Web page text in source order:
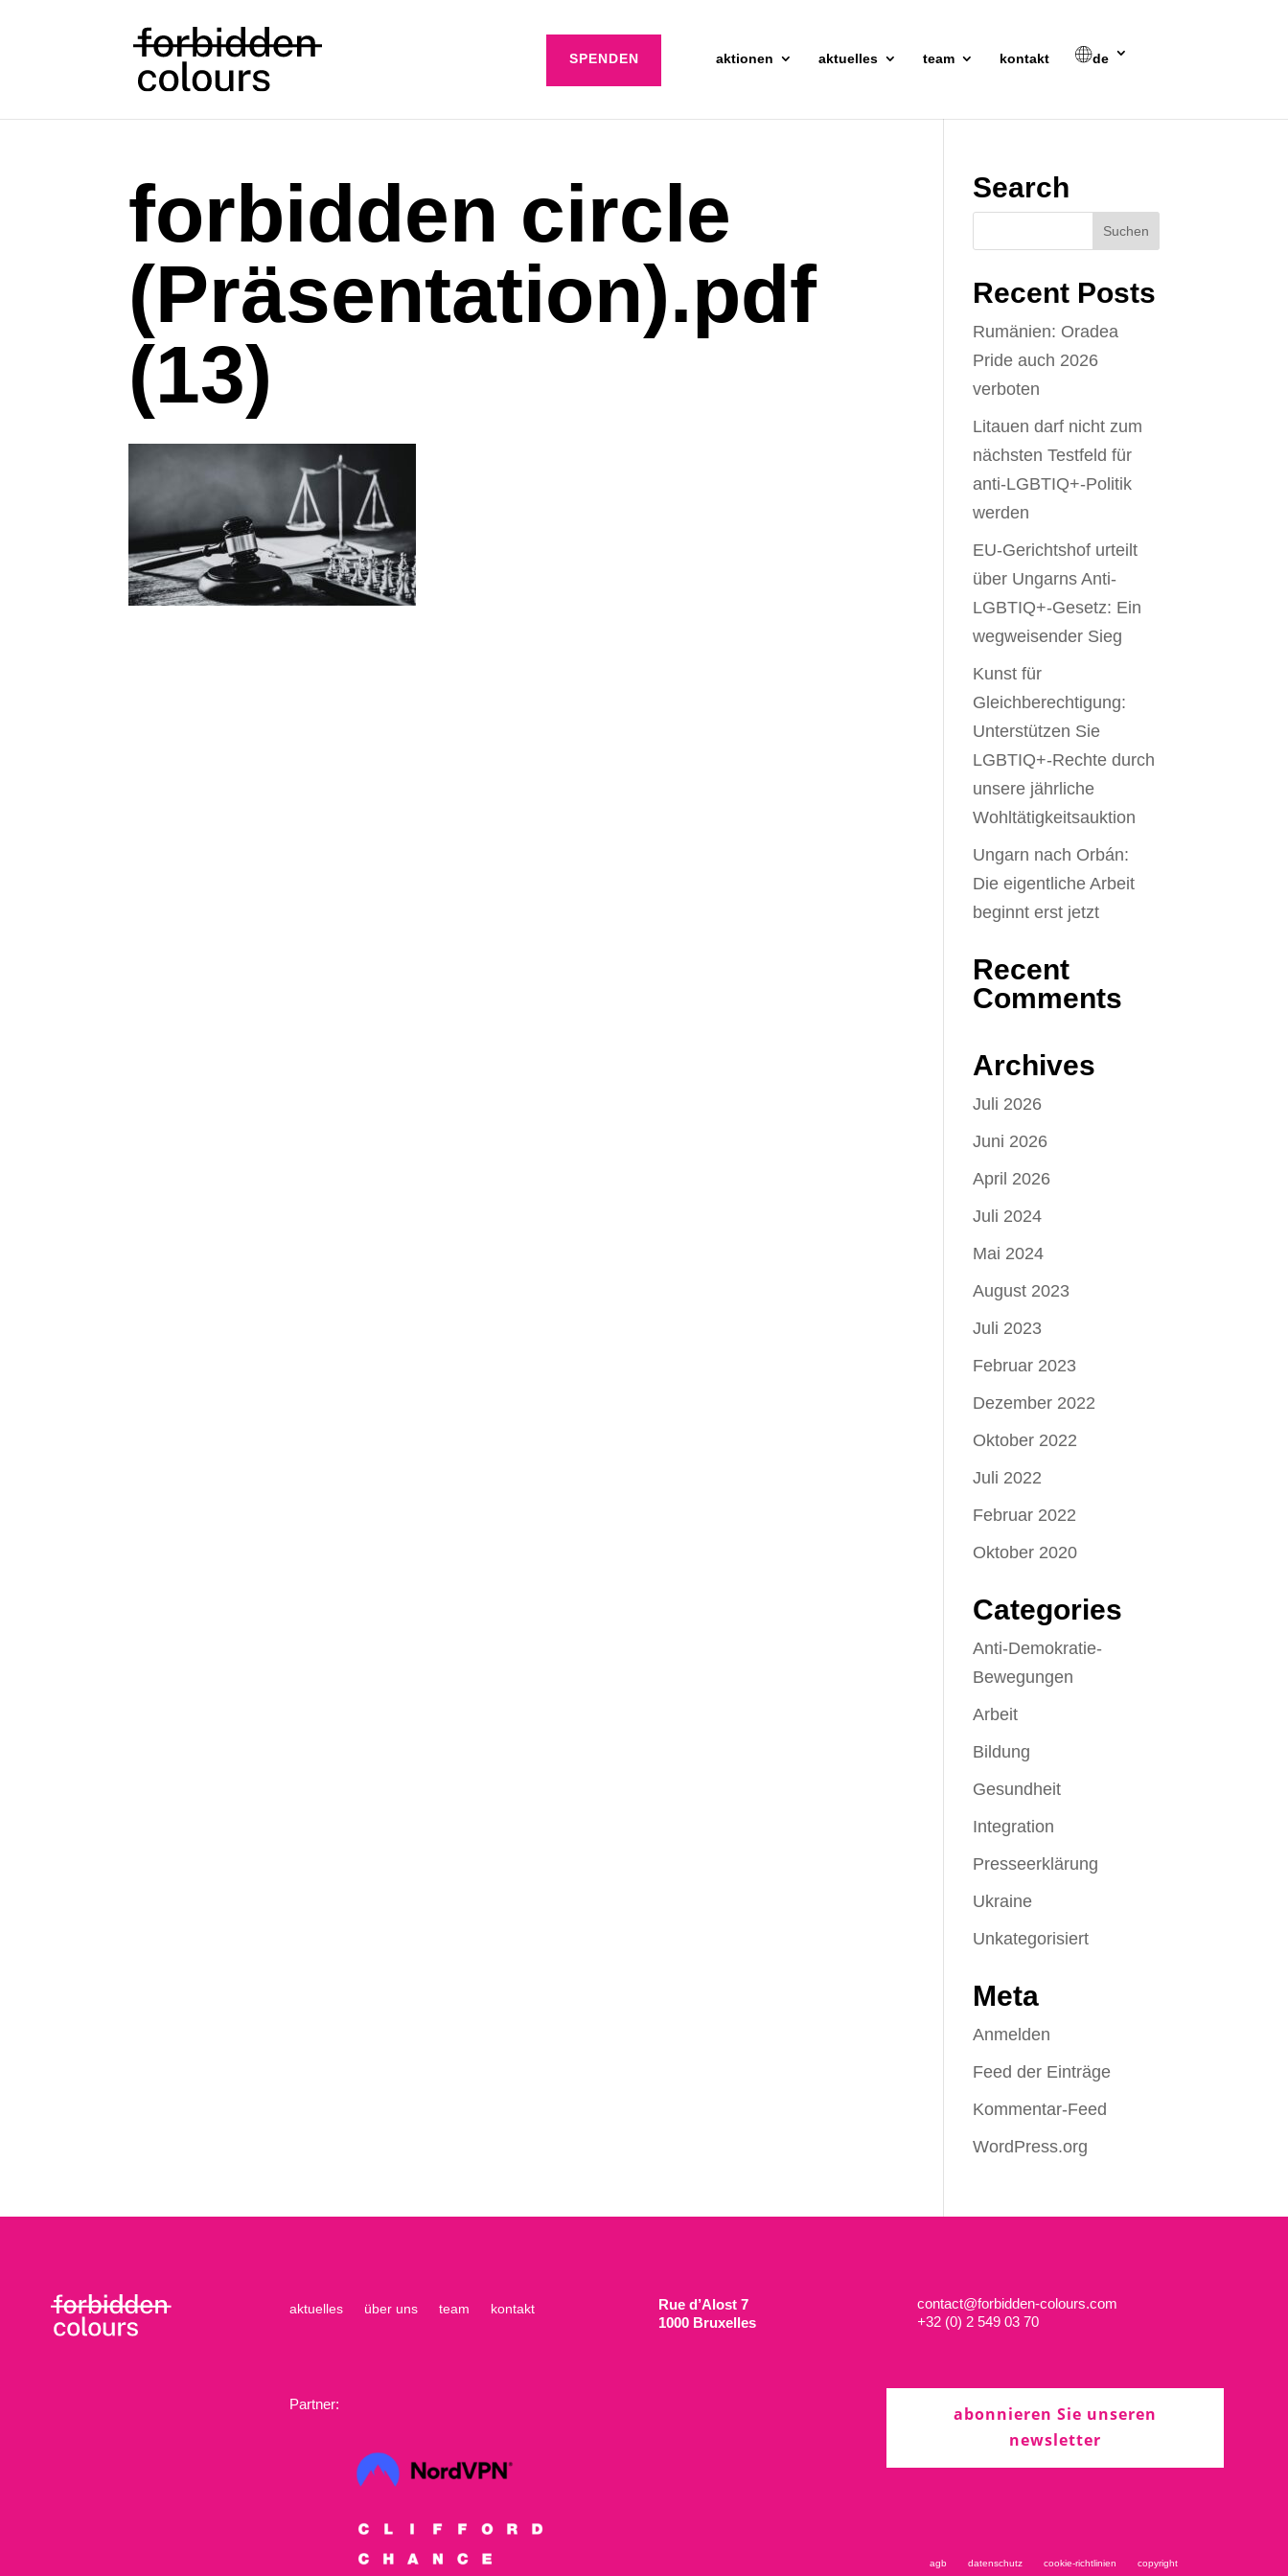
SPENDEN aktionen aktuelles team kontakt de
forbidden circle
(Präsentation).pdf
(13)
Search
Recent Posts
Rumänien: Oradea
Pride auch 2026
verboten
Litauen darf nicht zum
nächsten Testfeld für
anti-LGBTIQ+-Politik
werden
EU-Gerichtshof urteilt
über Ungarns Anti-
LGBTIQ+-Gesetz: Ein
wegweisender Sieg
Kunst für
Gleichberechtigung:
Unterstützen Sie
LGBTIQ+-Rechte durch
unsere jährliche
Wohltätigkeitsauktion
Ungarn nach Orbán:
Die eigentliche Arbeit
beginnt erst jetzt
Recent
Comments
Archives
Juli 2026
Juni 2026
April 2026
Juli 2024
Mai 2024
August 2023
Juli 2023
Februar 2023
Dezember 2022
Oktober 2022
Juli 2022
Februar 2022
Oktober 2020
Categories
Anti-Demokratie-
Bewegungen
Arbeit
Bildung
Gesundheit
Integration
Presseerklärung
Ukraine
Unkategorisiert
Meta
Anmelden
Feed der Einträge
Kommentar-Feed
WordPress.org
aktuelles über uns team kontakt
Partner:
Rue d’Alost 7
1000 Bruxelles
contact@forbidden-colours.com
+32 (0) 2 549 03 70
abonnieren Sie unseren
newsletter
agb datenschutz cookie-richtlinien copyright